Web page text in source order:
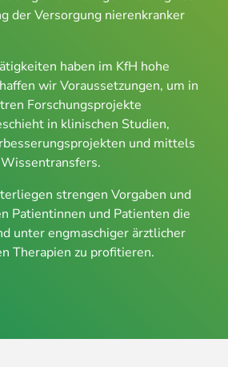
der Versorgung nierenkranker
haben im KfH hohe
wir Voraussetzungen, um in
Forschungsprojekte
in klinischen Studien,
und mittels
strengen Vorgaben und
Patientinnen und Patienten die
unter engmaschiger ärztlicher
Therapien zu profitieren.